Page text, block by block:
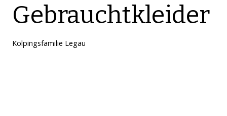
Gebrauchtkleider
Kolpingsfamilie Legau